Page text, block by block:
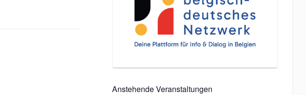
Anstehende Veranstaltungen